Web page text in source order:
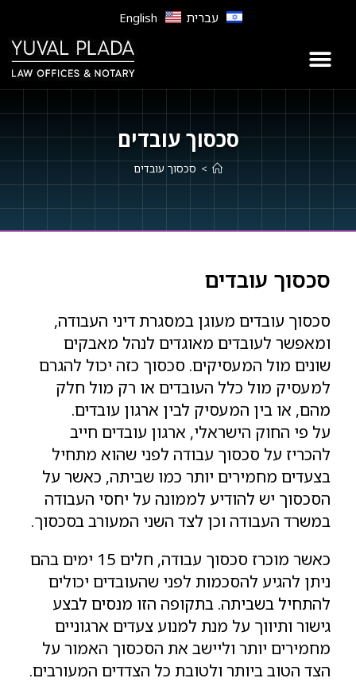
עברית English
סכסוך עובדים
> סכסוך עובדים
סכסוך עובדים
סכסוך עובדים מעוגן במסגרת דיני העבודה,
ומאפשר לעובדים מאוגדים לנהל מאבקים
שונים מול המעסיקים. סכסוך כזה יכול להגרם
למעסיק מול כלל העובדים או רק מול חלק
מהם, או בין המעסיק לבין ארגון עובדים.
על פי החוק הישראלי, ארגון עובדים חייב
להכריז על סכסוך עבודה לפני שהוא מתחיל
בצעדים מחמירים יותר כמו שביתה, כאשר על
הסכסוך יש להודיע לממונה על יחסי העבודה
במשרד העבודה וכן לצד השני המעורב בסכסוך.
כאשר מוכרז סכסוך עבודה, חלים 15 ימים בהם
ניתן להגיע להסכמות לפני שהעובדים יכולים
להתחיל בשביתה. בתקופה הזו מנסים לבצע
גישור ותיווך על מנת למנוע צעדים ארגוניים
מחמירים יותר וליישב את הסכסוך האמור על
הצד הטוב ביותר ולטובת כל הצדדים המעורבים.